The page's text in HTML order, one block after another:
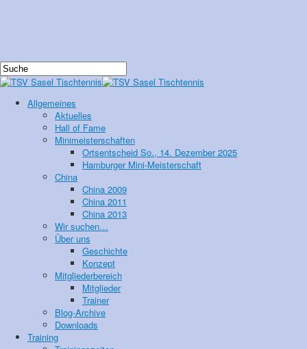
Allgemeines
Aktuelles
Hall of Fame
Minimeisterschaften
Ortsentscheid So., 14. Dezember 2025
Hamburger Mini-Meisterschaft
China
China 2009
China 2011
China 2013
Wir suchen…
Über uns
Geschichte
Konzept
Mitgliederbereich
Mitglieder
Trainer
Blog-Archive
Downloads
Training